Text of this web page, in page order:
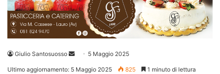
Giulio Santosuosso
Invia 5 Maggio 2025
Ultimo aggiornamento: 5 Maggio 2025 825 1 minuto di lettura